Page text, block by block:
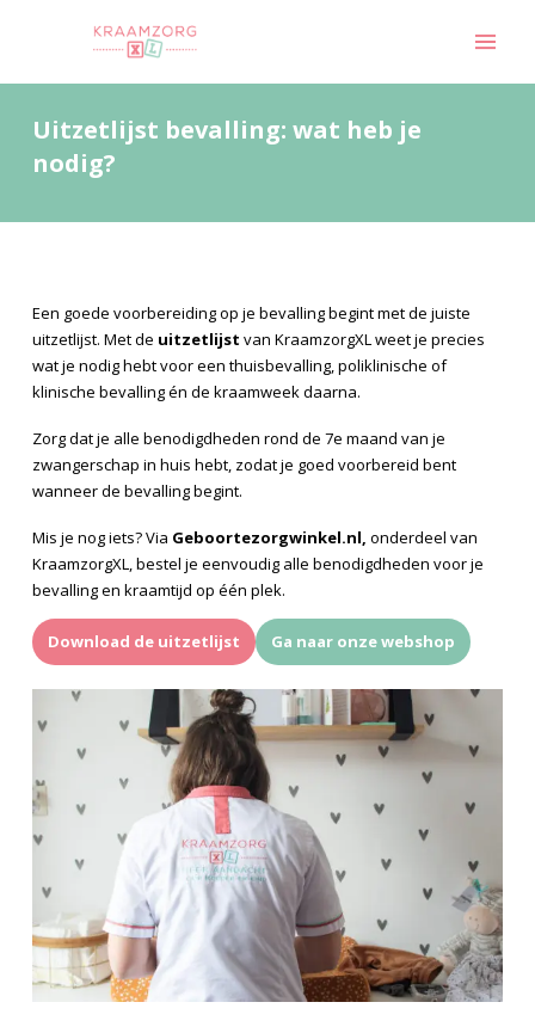
Uitzetlijst bevalling: wat heb je
nodig?
Een goede voorbereiding op je bevalling begint met de juiste
uitzetlijst. Met de uitzetlijst van KraamzorgXL weet je precies
wat je nodig hebt voor een thuisbevalling, poliklinische of
klinische bevalling én de kraamweek daarna.
Zorg dat je alle benodigdheden rond de 7e maand van je
zwangerschap in huis hebt, zodat je goed voorbereid bent
wanneer de bevalling begint.
Mis je nog iets? Via Geboortezorgwinkel.nl, onderdeel van
KraamzorgXL, bestel je eenvoudig alle benodigdheden voor je
bevalling en kraamtijd op één plek.
Download de uitzetlijst Ga naar onze webshop